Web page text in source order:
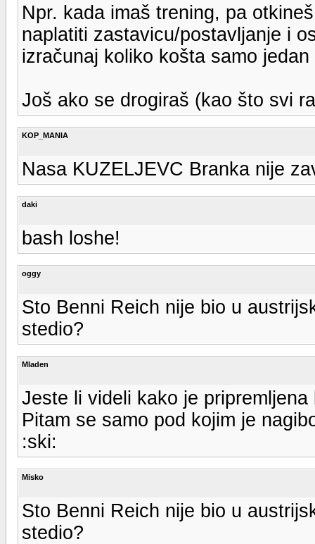
Npr. kada imaš trening, pa
naplatiti zastavicu/postavljanje i
izračunaj koliko košta samo
Još ako se drogiraš (kao što svi
KOP_MANIA
Nasa KUZELJEVC Branka nije
daki
bash loshe!
oggy
Sto Benni Reich nije bio u
stedio?
Mladen
Jeste li videli kako je
Pitam se samo pod kojim je
:ski:
Misko
Sto Benni Reich nije bio u
stedio?